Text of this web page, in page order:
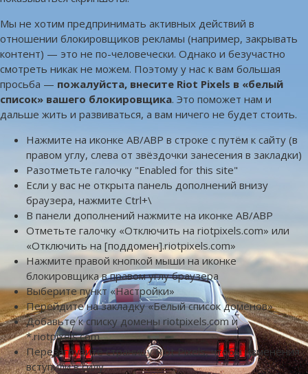
Мы не хотим предпринимать активных действий в
отношении блокировщиков рекламы (например, закрывать
контент) — это не по-человечески. Однако и безучастно
смотреть никак не можем. Поэтому у нас к вам большая
просьба — пожалуйста, внесите Riot Pixels в «белый
список» вашего блокировщика. Это поможет нам и
дальше жить и развиваться, а вам ничего не будет стоить.
Нажмите на иконке AB/ABP в строке с путём к сайту (в
правом углу, слева от звёздочки занесения в закладки)
Разотметьте галочку "Enabled for this site"
Если у вас не открыта панель дополнений внизу
браузера, нажмите Ctrl+\
В панели дополнений нажмите на иконке AB/ABP
Отметьте галочку «Отключить на riotpixels.com» или
«Отключить на [поддомен].riotpixels.com»
Нажмите правой кнопкой мыши на иконке
блокировщика в правом углу браузера
Выберите пункт «Настройки»
Перейдите на закладку «Белый список доменов»
Добавьте к списку домены riotpixels.com и
*.riotpixels.com
Перезагрузите страницу Riot Pixels, чтобы изменения
вступили в силу